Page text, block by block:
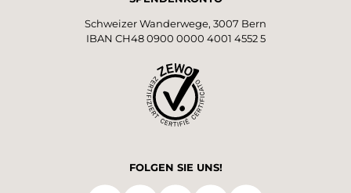
Schweizer Wanderwege, 3007 Bern
IBAN CH48 0900 0000 4001 4552 5
FOLGEN SIE UNS!